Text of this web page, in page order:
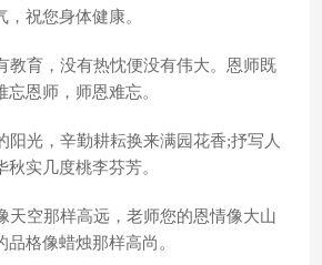
祝您身体健康。
教育，没有热忱便没有伟大。恩师既
恩师，师恩难忘。
阳光，辛勤耕耘换来满园花香;抒写人
实几度桃李芬芳。
天空那样高远，老师您的恩情像大山
格像蜡烛那样高尚。